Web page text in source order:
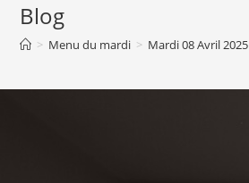
Blog
> Menu du mardi > Mardi 08 Avril 2025